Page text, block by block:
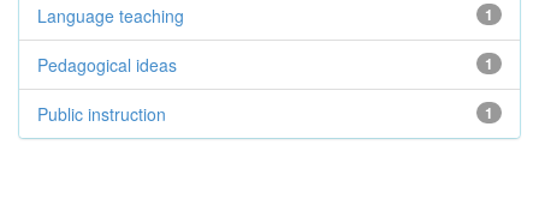
1
Language teaching
1
Pedagogical ideas
1
Public instruction